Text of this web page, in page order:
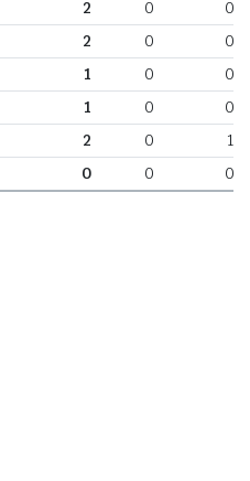
2 0
0
2 0
0
1 0
0
1 0
0
2 0
1
0 0 0